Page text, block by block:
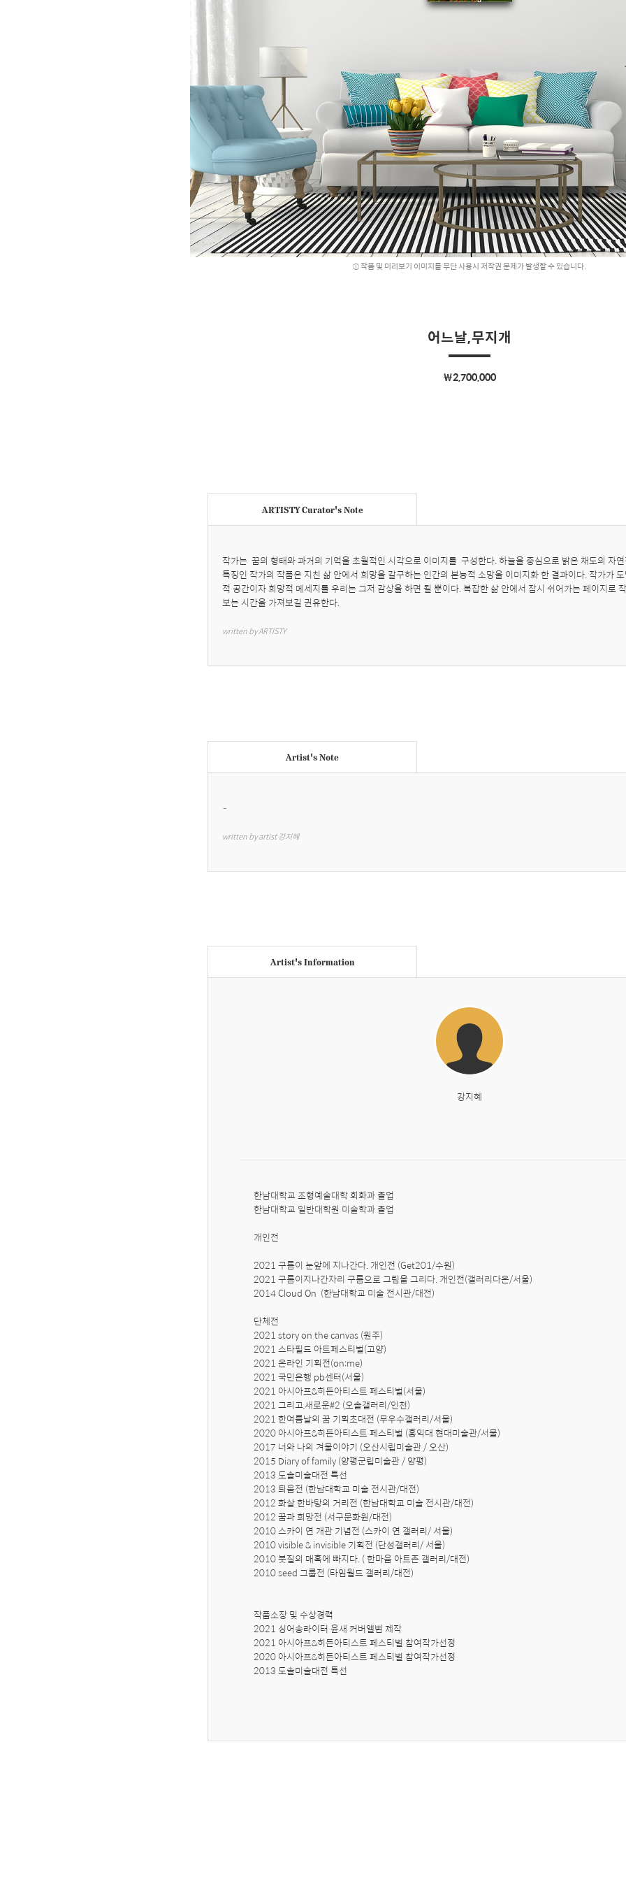
작품 및 미리보기 이미지를 무단 사용시 저작권 문제가 발생할 수 있습니다.
어느날,무지개
￦2,700,000
ARTISTY Curator's Note
작가는  꿈의 형태와 과거의 기억을 초월적인 시각으로 이미지를  구성한다. 하늘을 중심으로 밝은 채도의 자
특징인 작가의 작품은 지친 삶 안에서 희망을 갈구하는 인간의 본능적 소망을 이미지화 한 결과이다. 작가가
적 공간이자 희망적 메세지를 우리는 그저 감상을 하면 될 뿐이다. 복잡한 삶 안에서 잠시 쉬어가는 페이지로
보는 시간을 가져보길 권유한다.
written by ARTISTY
Artist's Note
-
written by artist 강지혜
Artist's Information
강지혜
한남대학교 조형예술대학 회화과 졸업
한남대학교 일반대학원 미술학과 졸업
개인전
2021 구름이 눈앞에 지나간다. 개인전 (Get201/수원)
2021 구름이지나간자리 구름으로 그림을 그리다. 개인전(갤러리다온/서울)
2014 Cloud On  (한남대학교 미술 전시관/대전)
단체전
2021 story on the canvas (원주)
2021 스타필드 아트페스티벌(고양)
2021 온라인 기획전(on:me)
2021 국민은행 pb센터(서울)
2021 아시아프&히든아티스트 페스티벌(서울)
2021 그리고,새로운#2 (오솔갤러리/인천)
2021 한여름날의 꿈 기획초대전 (무우수갤러리/서울)
2020 아시아프&히든아티스트 페스티벌 (홍익대 현대미술관/서울)
2017 너와 나의 겨울이야기 (오산시립미술관 / 오산)
2015 Diary of family (양평군립미술관 / 양평)
2013 도솔미술대전 특선
2013 틔움전 (한남대학교 미술 전시관/대전)
2012 화살 한바탕의 거리전 (한남대학교 미술 전시관/대전)
2012 꿈과 희망전 (서구문화원/대전)
2010 스카이 연 개관 기념전 (스카이 연 갤러리/ 서울)
2010 visible & invisible 기획전 (단성갤러리/ 서울)
2010 붓질의 매혹에 빠지다. ( 한마음 아트존 갤러리/대전)
2010 seed 그룹전 (타임월드 갤러리/대전)
작품소장 및 수상경력
2021 싱어송라이터 윤새 커버앨범 제작
2021 아시아프&히든아티스트 페스티벌 참여작가선정
2020 아시아프&히든아티스트 페스티벌 참여작가선정
2013 도솔미술대전 특선